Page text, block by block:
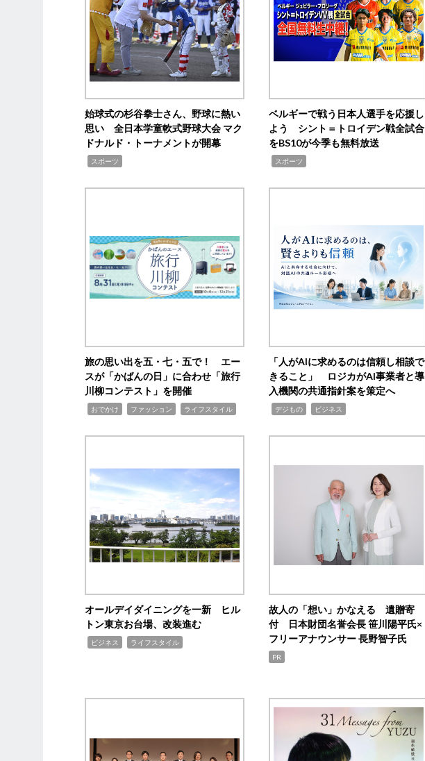
始球式の杉谷拳士さん、野球に熱い
思い 全日本学童軟式野球大会 マク
ドナルド・トーナメントが開幕
スポーツ
ベルギーで戦う日本人選手を応援し
よう シント＝トロイデン戦全試合
をBS10が今季も無料放送
スポーツ
旅の思い出を五・七・五で！ エー
スが「かばんの日」に合わせ「旅行
川柳コンテスト」を開催
おでかけ ファッション ライフスタイル
「人がAIに求めるのは信頼し相談で
きること」 ロジカがAI事業者と導
入機関の共通指針案を策定へ
デジもの ビジネス
オールデイダイニングを一新 ヒル
トン東京お台場、改装進む
ビジネス ライフスタイル
故人の「想い」かなえる 遺贈寄
付 日本財団名誉会長 笹川陽平氏×
フリーアナウンサー 長野智子氏
PR